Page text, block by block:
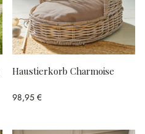
Haustierkorb Charmoise
98,95 €